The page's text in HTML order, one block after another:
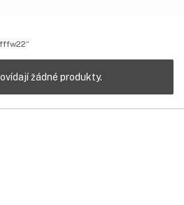
žádné produkty.